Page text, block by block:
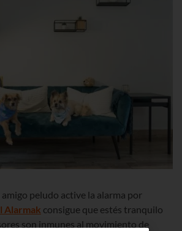
amigo peludo active la alarma por
Alarmak consigue que estés tranquilo
son inmunes al movimiento de